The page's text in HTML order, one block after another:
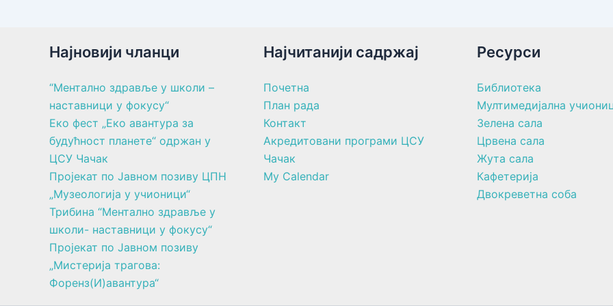
Најновији чланци
“Ментално здравље у школи –
наставници у фокусу“
Еко фест „Еко авантура за
будућност планете“ одржан у
ЦСУ Чачак
Пројекат по Јавном позиву ЦПН
„Музеологија у учионици“
Трибина “Ментално здравље у
школи- наставници у фокусу“
Пројекат по Јавном позиву
„Мистерија трагова:
Форенз(И)авантура“
Најчитанији садржај
Почетна
План рада
Контакт
Акредитовани програми ЦСУ
Чачак
My Calendar
Ресурси
Библиотека
Мултимедијална
Зелена сала
Црвена сала
Жута сала
Кафетерија
Двокреветна соба